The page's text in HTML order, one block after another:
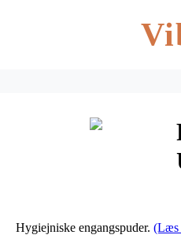
Hygiejniske engangspuder. (Læs